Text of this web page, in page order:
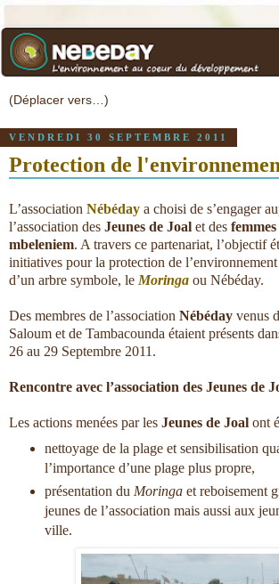
VENDREDI 30 SEPTEMBRE 2011
Protection de
L’association Nébéday a choisi de s’engager
l’association des Jeunes de Joal et des
mbeleniem. A travers ce partenariat, l’objectif
initiatives pour la protection de
d’un arbre symbole, le Moringa ou Nébéday.
Des membres de l’association Nébéday venus
Saloum et de Tambacounda étaient présents
26 au 29 Septembre 2011.
Rencontre avec l’association des Jeunes de
Les actions menées par les Jeunes de Joal ont
nettoyage de la plage et sensibilisation
l’importance d’une plage plus propre,
présentation du Moringa et reboisement
jeunes de l’association mais aussi aux
ville.